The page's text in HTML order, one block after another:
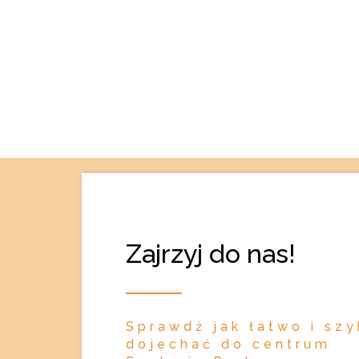
Zajrzyj do nas!
Sprawdź jak łatwo i
dojechać do centrum